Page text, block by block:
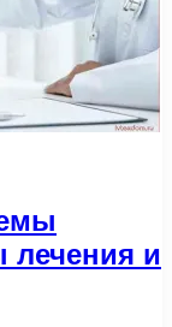
лечения и